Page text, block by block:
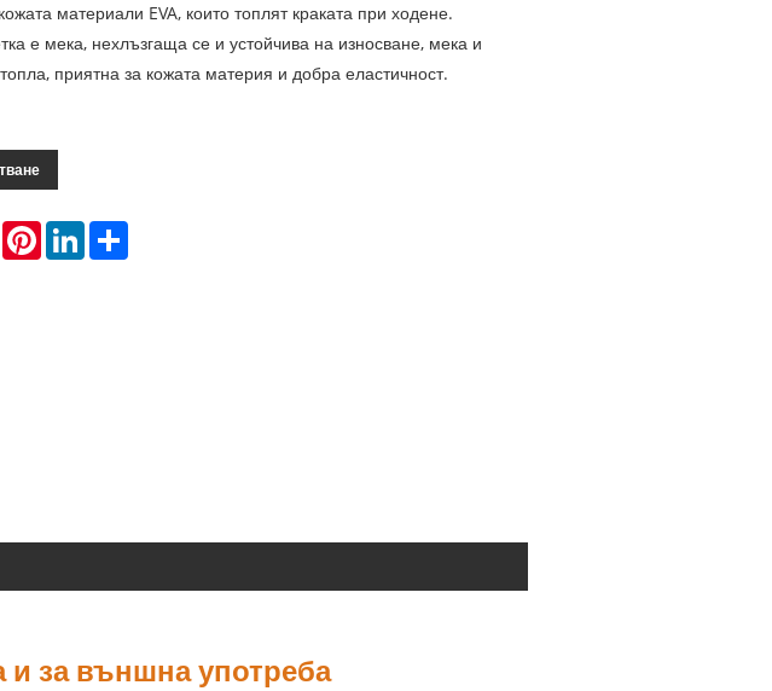
материали EVA, които топлят краката при ходене.
е мека, нехлъзгаща се и устойчива на износване, мека и
приятна за кожата материя и добра еластичност.
PinterestLinkedInShare
и за външна употреба